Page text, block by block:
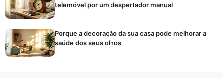
telemóvel por um despertador manual
Porque a decoração da sua casa pode melhorar a
saúde dos seus olhos